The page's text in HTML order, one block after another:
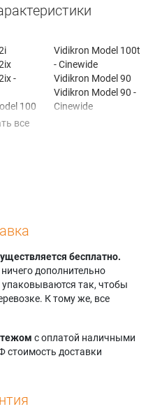
-
100
100 -
Vidikron Model 100t
- Cinewide
Vidikron Model 90
Vidikron Model 90 -
Cinewide
бесплатно.
дополнительно
так, чтобы
К тому же, все
с оплатой наличными
стоимость доставки